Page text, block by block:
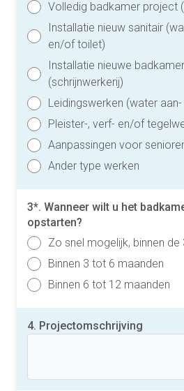
Volledig badkamer project
Installatie nieuw sanitair
en/of toilet)
Installatie nieuwe
(schrijnwerkerij)
Leidingswerken (water
Pleister-, verf- en/of
Aanpassingen voor
Ander type werken
3*. Wanneer wilt u het
opstarten?
Zo snel mogelijk, binnen de
Binnen 3 tot 6 maanden
Binnen 6 tot 12 maanden
4. Projectomschrijving